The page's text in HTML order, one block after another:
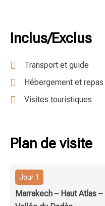
Inclus/Exclus
Transport et guide
Hébergement et repas
Visites touristiques
Plan de visite
Jour 1
Marrakech – Haut Atlas